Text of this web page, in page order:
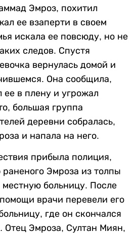
Эмроз, похитил
ее взаперти в своем
искала ее повсюду, но не
следов. Спустя
вернулась домой и
Она сообщила,
в плену и угрожал
большая группа
деревни собралась,
и напала на него.
прибыла полиция,
Эмроза из толпы
местную больницу. После
врачи перевели его
где он скончался
Отец Эмроза, Султан Миян,